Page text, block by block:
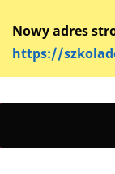
Nowy adres
https://